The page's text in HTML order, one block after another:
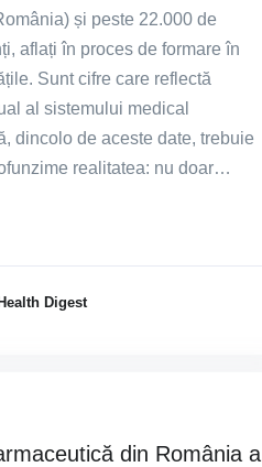
și peste 22.000 de
aflați în proces de formare în
Sunt cifre care reflectă
al sistemului medical
dincolo de aceste date, trebuie
realitatea: nu doar…
Digest
din România a